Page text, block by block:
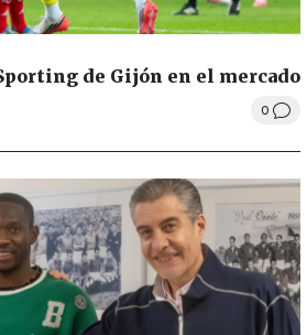
de Gijón en el mercado
0